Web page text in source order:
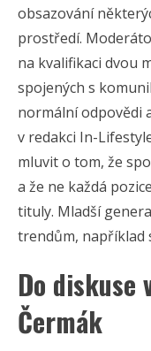
obsazování
prostředí.
na kvalifikaci dvou
spojených s
normální odpovědi
v redakci In-
mluvit o tom, že
a že ne každá
tituly. Mladší
trendům, například
Do diskuse
Čermák